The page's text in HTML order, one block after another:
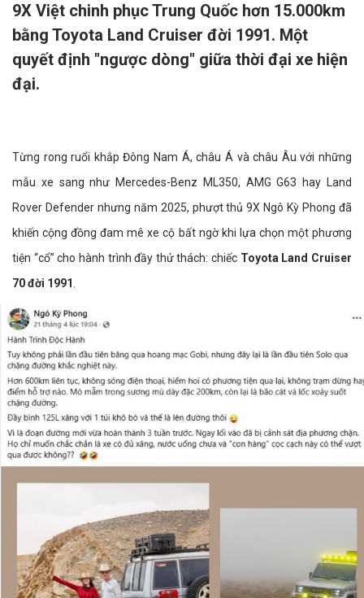
9X Việt chinh phục Trung Quốc hơn 15.000km
bằng Toyota Land Cruiser đời 1991. Một
quyết định "ngược dòng" giữa thời đại xe hiện
đại.
Từng rong ruổi khắp Đông Nam Á, châu Á và châu Âu với những
mẫu xe sang như Mercedes-Benz ML350, AMG G63 hay Land
Rover Defender nhưng năm 2025, phượt thủ 9X Ngô Kỳ Phong đã
khiến cộng đồng đam mê xe cộ bất ngờ khi lựa chọn một phương
tiện “cổ” cho hành trình đầy thử thách: chiếc Toyota Land Cruiser
70 đời 1991